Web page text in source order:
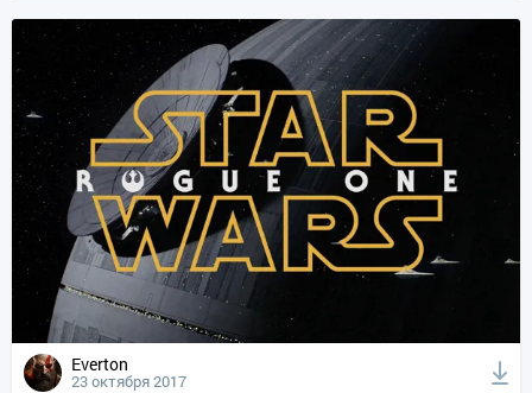
Everton
23 октября 2017